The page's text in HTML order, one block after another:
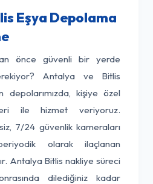
Eşya Depolama
önce güvenli bir yerde
Antalya ve Bitlis
depolarımızda, kişiye özel
ile hizmet veriyoruz.
7/24 güvenlik kameraları
olarak ilaçlanan
Antalya Bitlis nakliye süreci
dilediğiniz kadar